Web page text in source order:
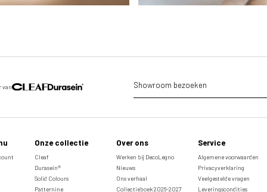
van Showroom bezoeken
Onze collectie
Cleaf
Durasein®
Solid Colours
Patternine
Over ons
Werken bij DecoLegno
Nieuws
Ons verhaal
Collectieboek 2026-2027
Service
Algemene voorwaarden
Privacyverklaring
Veelgestelde vragen
Leveringscondities